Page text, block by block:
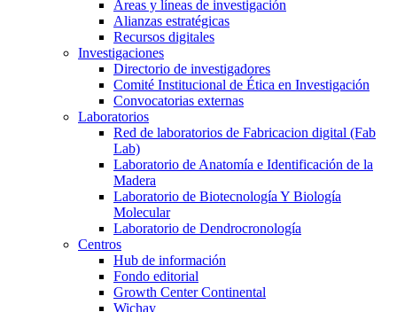
Áreas y líneas de investigación
Alianzas estratégicas
Recursos digitales
Investigaciones
Directorio de investigadores
Comité Institucional de Ética en Investigación
Convocatorias externas
Laboratorios
Red de laboratorios de Fabricacion digital (Fab
Lab)
Laboratorio de Anatomía e Identificación de la
Madera
Laboratorio de Biotecnología Y Biología
Molecular
Laboratorio de Dendrocronología
Centros
Hub de información
Fondo editorial
Growth Center Continental
Wichay